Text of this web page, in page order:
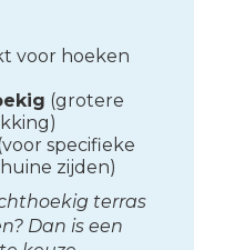
voor hoeken
(grotere
specifieke
zijden)
terras
Dan is een